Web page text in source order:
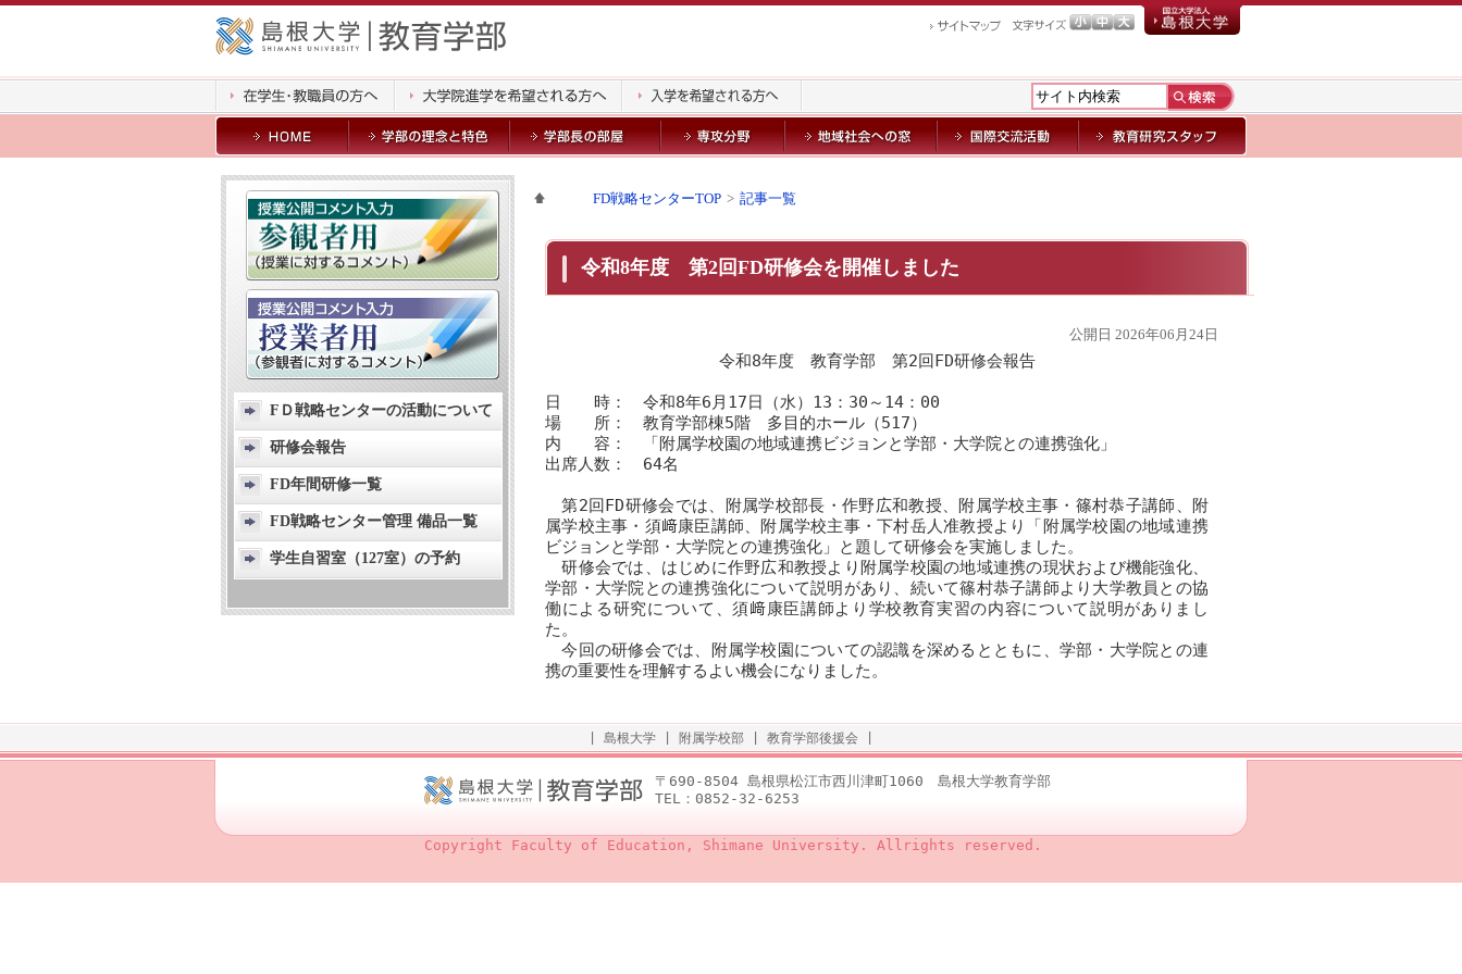
FＤ戦略センターの活動について
研修会報告
FD年間研修一覧
FD戦略センター管理 備品一覧
学生自習室（127室）の予約
FD戦略センターTOP 記事一覧
令和8年度 第2回FD研修会を開催しました
公開日 2026年06月24日
令和8年度 教育学部 第2回FD研修会報告
日 時： 令和8年6月17日（水）13：30～14：00
場 所： 教育学部棟5階 多目的ホール（517）
内 容： 「附属学校園の地域連携ビジョンと学部・大学院との連携強化」
出席人数： 64名
第2回FD研修会では、附属学校部長・作野広和教授、附属学校主事・篠村恭子講師、附
属学校主事・須﨑康臣講師、附属学校主事・下村岳人准教授より「附属学校園の地域連携
ビジョンと学部・大学院との連携強化」と題して研修会を実施しました。
研修会では、はじめに作野広和教授より附属学校園の地域連携の現状および機能強化、
学部・大学院との連携強化について説明があり、続いて篠村恭子講師より大学教員との協
働による研究について、須﨑康臣講師より学校教育実習の内容について説明がありまし
た。
今回の研修会では、附属学校園についての認識を深めるとともに、学部・大学院との連
携の重要性を理解するよい機会になりました。
島根大学 附属学校部 教育学部後援会
〒690-8504 島根県松江市西川津町1060 島根大学教育学部
TEL：0852-32-6253
Copyright Faculty of Education, Shimane University. Allrights reserved.